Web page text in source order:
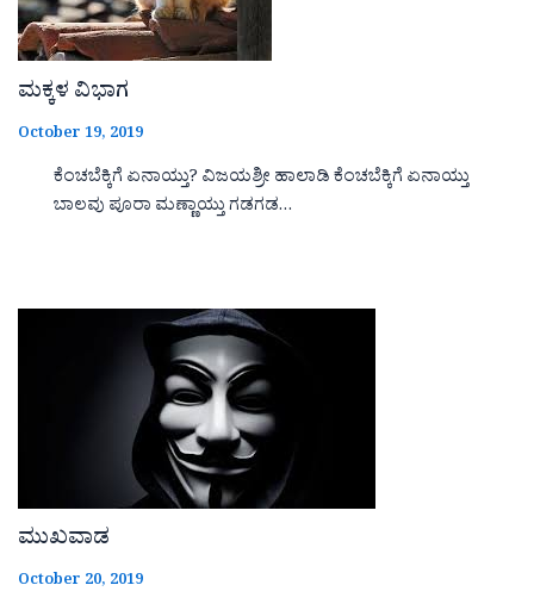
ಮಕ್ಕಳ ವಿಭಾಗ
October 19, 2019
ಕೆಂಚಬೆಕ್ಕಿಗೆ ಏನಾಯ್ತು? ವಿಜಯಶ್ರೀ ಹಾಲಾಡಿ ಕೆಂಚಬೆಕ್ಕಿಗೆ ಏನಾಯ್ತು
ಬಾಲವು ಪೂರಾ ಮಣ್ಣಾಯ್ತು ಗಡಗಡ…
ಮುಖವಾಡ
October 20, 2019